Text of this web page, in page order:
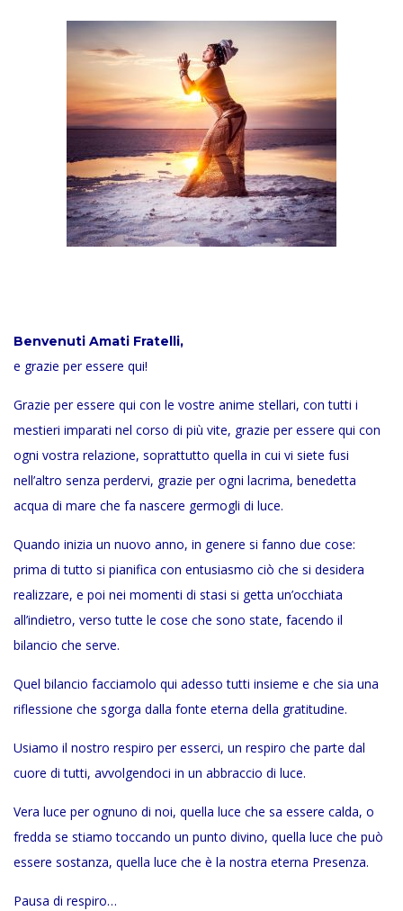
Benvenuti Amati Fratelli,
e grazie per essere qui!
Grazie per essere qui con le vostre anime stellari, con tutti i
mestieri imparati nel corso di più vite, grazie per essere qui con
ogni vostra relazione, soprattutto quella in cui vi siete fusi
nell’altro senza perdervi, grazie per ogni lacrima, benedetta
acqua di mare che fa nascere germogli di luce.
Quando inizia un nuovo anno, in genere si fanno due cose:
prima di tutto si pianifica con entusiasmo ciò che si desidera
realizzare, e poi nei momenti di stasi si getta un’occhiata
all’indietro, verso tutte le cose che sono state, facendo il
bilancio che serve.
Quel bilancio facciamolo qui adesso tutti insieme e che sia una
riflessione che sgorga dalla fonte eterna della gratitudine.
Usiamo il nostro respiro per esserci, un respiro che parte dal
cuore di tutti, avvolgendoci in un abbraccio di luce.
Vera luce per ognuno di noi, quella luce che sa essere calda, o
fredda se stiamo toccando un punto divino, quella luce che può
essere sostanza, quella luce che è la nostra eterna Presenza.
Pausa di respiro…